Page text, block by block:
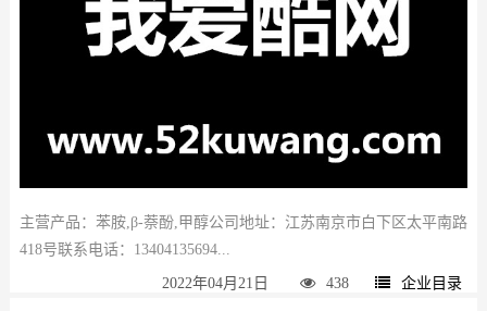
主营产品：苯胺,β-萘酚,甲醇公司地址：江苏南京市白下区太平南路
418号联系电话：13404135694...
2022年04月21日 438 企业目录